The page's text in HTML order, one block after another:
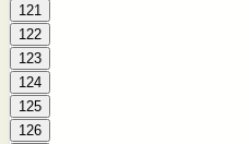
121
122
123
124
125
126